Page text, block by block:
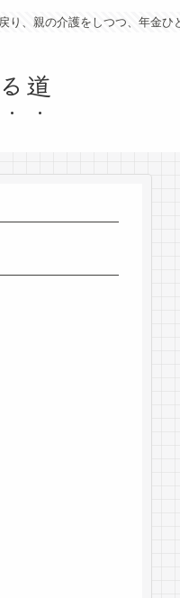
り、親の介護をしつつ、年金ひ
道